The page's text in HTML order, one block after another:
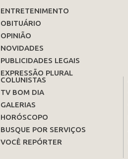
ENTRETENIMENTO
OBITUÁRIO
OPINIÃO
NOVIDADES
PUBLICIDADES LEGAIS
EXPRESSÃO PLURAL
COLUNISTAS
TV BOM DIA
GALERIAS
HORÓSCOPO
BUSQUE POR SERVIÇOS
VOCÊ REPÓRTER